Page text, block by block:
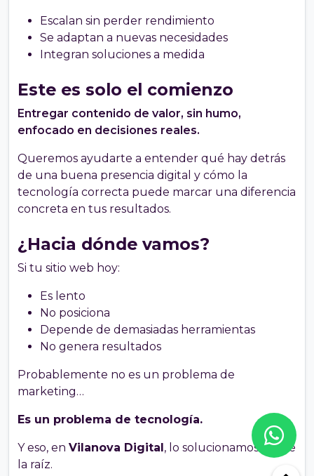
Escalan sin perder rendimiento
Se adaptan a nuevas necesidades
Integran soluciones a medida
Este es solo el comienzo
Entregar contenido de valor, sin humo,
enfocado en decisiones reales.
Queremos ayudarte a entender qué hay detrás
de una buena presencia digital y cómo la
tecnología correcta puede marcar una diferencia
concreta en tus resultados.
¿Hacia dónde vamos?
Si tu sitio web hoy:
Es lento
No posiciona
Depende de demasiadas herramientas
No genera resultados
Probablemente no es un problema de
marketing…
Es un problema de tecnología.
Y eso, en Vilanova Digital, lo solucionamos desde
la raíz.